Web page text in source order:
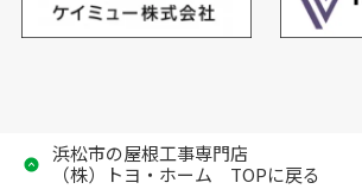
浜松市の屋根工事専門店
（株）トヨ・ホーム TOPに戻る